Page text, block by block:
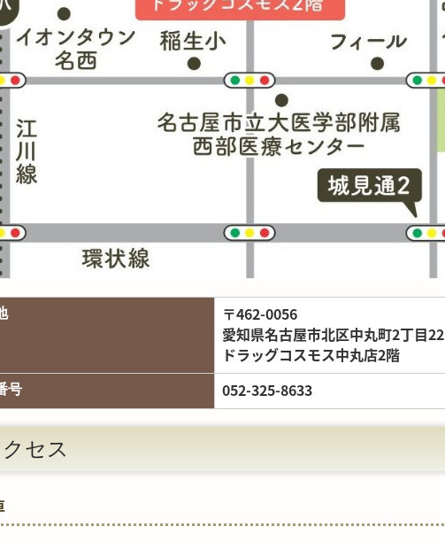
〒462-0056
愛知県名古屋市北区中丸町2丁目22
ドラッグコスモス中丸店2階
号 052-325-8633
セス